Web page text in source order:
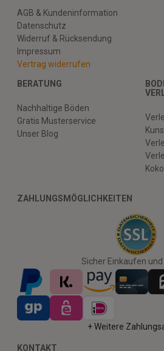
AGB & Kundeninformation
Datenschutz
Widerruf & Rücksendung
Impressum
Vertrag widerrufen
BERATUNG
Nachhaltige Böden
Gratis Musterservice
Unser Blog
ZAHLUNGSMÖGLICHKEITEN
Sicher Einkaufen
+ Weitere
KONTAKT